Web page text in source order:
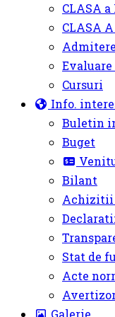
CLASA
CLASA
Cursuri
Info.
Buletin
Buget
Bilant
Achizitii
Stat de
Acte
Galerie